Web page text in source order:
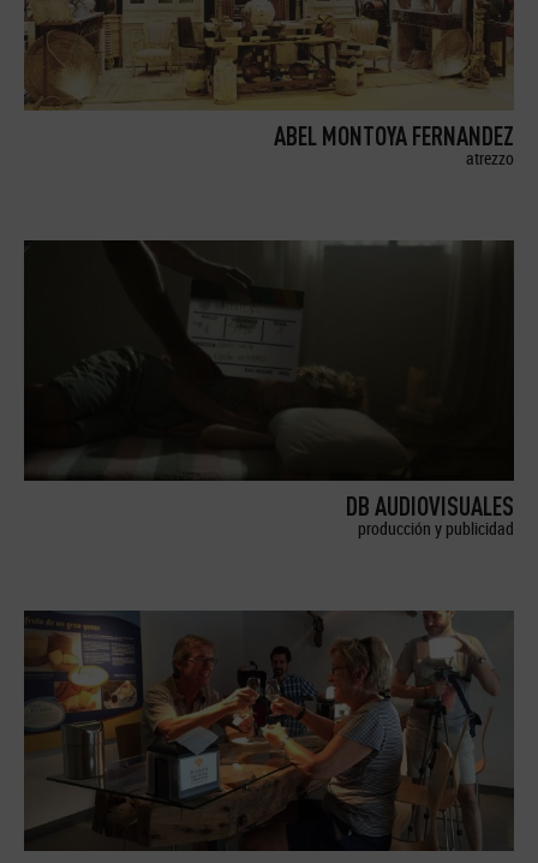
ABEL MONTOYA FERNANDEZ
atrezzo
DB AUDIOVISUALES
producción y publicidad